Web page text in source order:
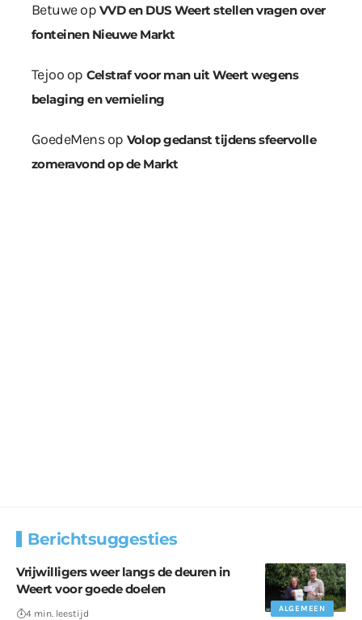
Betuweop VVD en DUS Weert stellen vragen over
fonteinen Nieuwe Markt
Tejoo op Celstraf voor man uit Weert wegens
belaging en vernieling
GoedeMensop Volop gedanst tijdens sfeervolle
zomeravond op de Markt
Berichtsuggesties
ALGEMEEN
Vrijwilligers weer langs de deuren in
Weert voor goede doelen
4 min. leestijd